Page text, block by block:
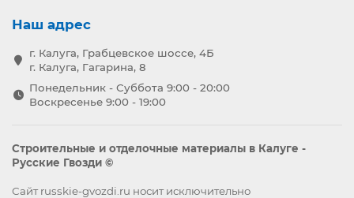
Наш адрес
г. Калуга, Грабцевское шоссе, 4Б
г. Калуга, Гагарина, 8
Понедельник - Суббота 9:00 - 20:00
Воскресенье 9:00 - 19:00
Строительные и отделочные материалы в Калуге -
Русские Гвозди ©
Сайт russkie-gvozdi.ru носит исключительно